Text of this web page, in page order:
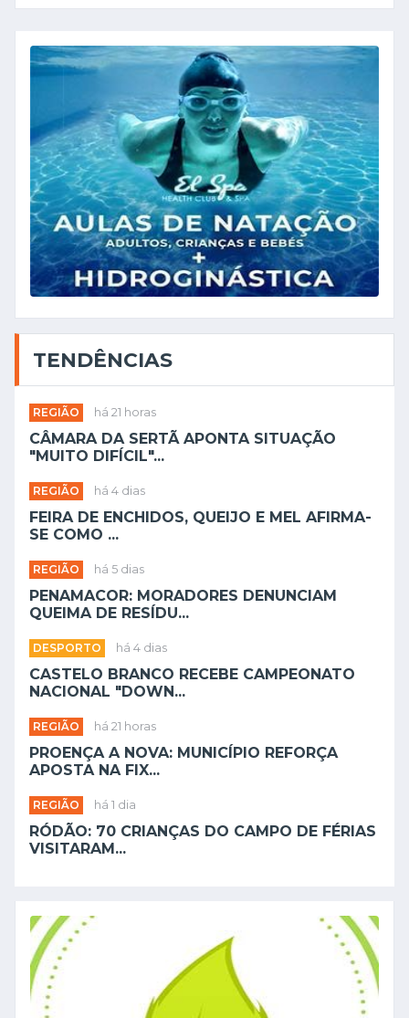
TENDÊNCIAS
REGIÃO há 21 horas
CÂMARA DA SERTÃ APONTA SITUAÇÃO
"MUITO DIFÍCIL"...
REGIÃO há 4 dias
FEIRA DE ENCHIDOS, QUEIJO E MEL AFIRMA-
SE COMO ...
REGIÃO há 5 dias
PENAMACOR: MORADORES DENUNCIAM
QUEIMA DE RESÍDU...
DESPORTO há 4 dias
CASTELO BRANCO RECEBE CAMPEONATO
NACIONAL "DOWN...
REGIÃO há 21 horas
PROENÇA A NOVA: MUNICÍPIO REFORÇA
APOSTA NA FIX...
REGIÃO há 1 dia
RÓDÃO: 70 CRIANÇAS DO CAMPO DE FÉRIAS
VISITARAM...